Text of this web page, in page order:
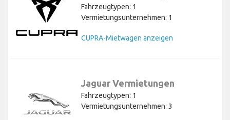
Fahrzeugtypen: 1
Vermietungsunternehmen: 1
CUPRA-Mietwagen anzeigen
Jaguar Vermietungen
Fahrzeugtypen: 1
Vermietungsunternehmen: 3